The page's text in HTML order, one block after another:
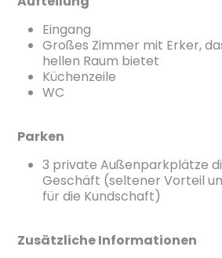
Eingang
Großes Zimmer mit Erker,
hellen Raum bietet
Küchenzeile
WC
Parken
3 private Außenparkplätze
Geschäft (seltener Vorteil
für die Kundschaft)
Zusätzliche Informationen